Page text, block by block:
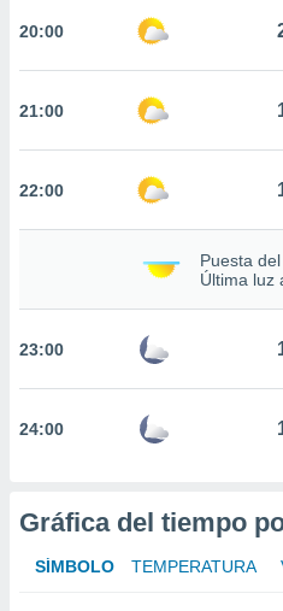
sitio
que
sean
ni para
no
web a
abono
20:00
21:00
22:00
Puesta
Última luz
23:00
24:00
Gráfica del tiempo
SÍMBOLO TEMPERATURA